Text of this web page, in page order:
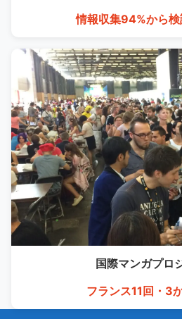
情報収集94%から
国際マンガプロ
フランス11回・3